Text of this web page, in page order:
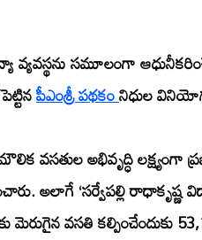
వ్యవస్థను సమూలంగా
పీఎంశ్రీ పథకంనిధుల
వసతుల అభివృద్ధి లక్ష్యంగా
అలాగే ‘సర్వేపల్లి
మెరుగైన వసతి